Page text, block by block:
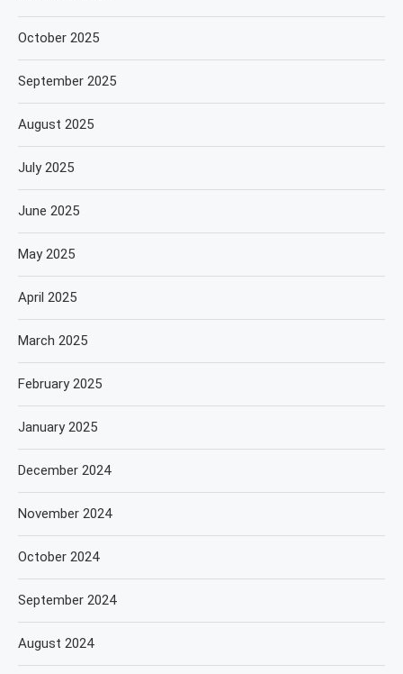
October 2025
September 2025
August 2025
July 2025
June 2025
May 2025
April 2025
March 2025
February 2025
January 2025
December 2024
November 2024
October 2024
September 2024
August 2024